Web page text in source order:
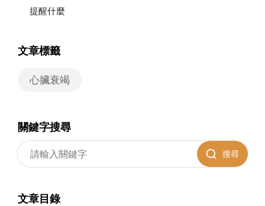
提醒什麼
文章標籤
心臟衰竭
關鍵字搜尋
搜尋
文章目錄